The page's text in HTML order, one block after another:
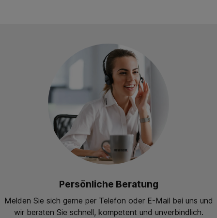
Persönliche Beratung
Melden Sie sich gerne per Telefon oder E-Mail bei uns und
wir beraten Sie schnell, kompetent und unverbindlich.